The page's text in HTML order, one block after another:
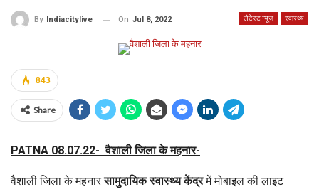
लेटेस्ट न्यूज़ स्वास्थ्य
By Indiacitylive On Jul 8, 2022
843
Share
PATNA 08.07.22- वैशाली जिला के महनार-
वैशाली जिला के महनारसामुदायिक स्वास्थ्य केंद्रमें मोबाइल की लाइट